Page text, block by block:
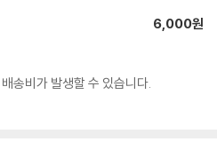
6,000원
송비가 발생할 수 있습니다.